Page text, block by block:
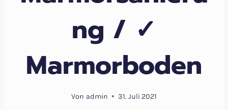
ng / ✓
Marmorboden
Von admin 31. Juli 2021